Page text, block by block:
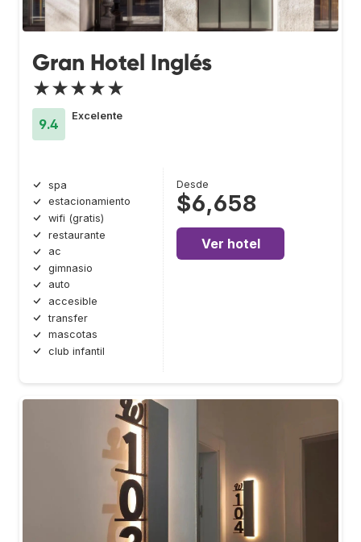
Gran Hotel Inglés
★★★★★
9.4
Excelente
spa
estacionamiento
wifi (gratis)
restaurante
ac
gimnasio
auto
accesible
transfer
mascotas
club infantil
Desde
$6,658
Ver hotel